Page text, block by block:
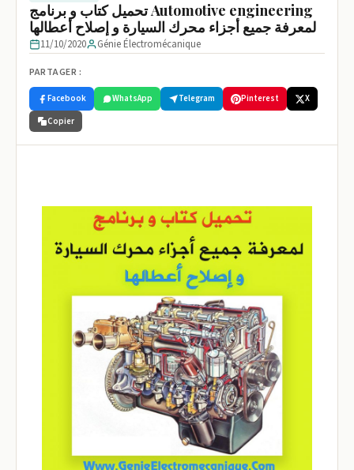
تحميل كتاب و برنامج Automotive engineering
لمعرفة جميع أجزاء محرك السيارة و إصلاح أعطالها
11/10/2020 Génie Électromécanique
PARTAGER :
Facebook WhatsApp Telegram Pinterest
X
Copier